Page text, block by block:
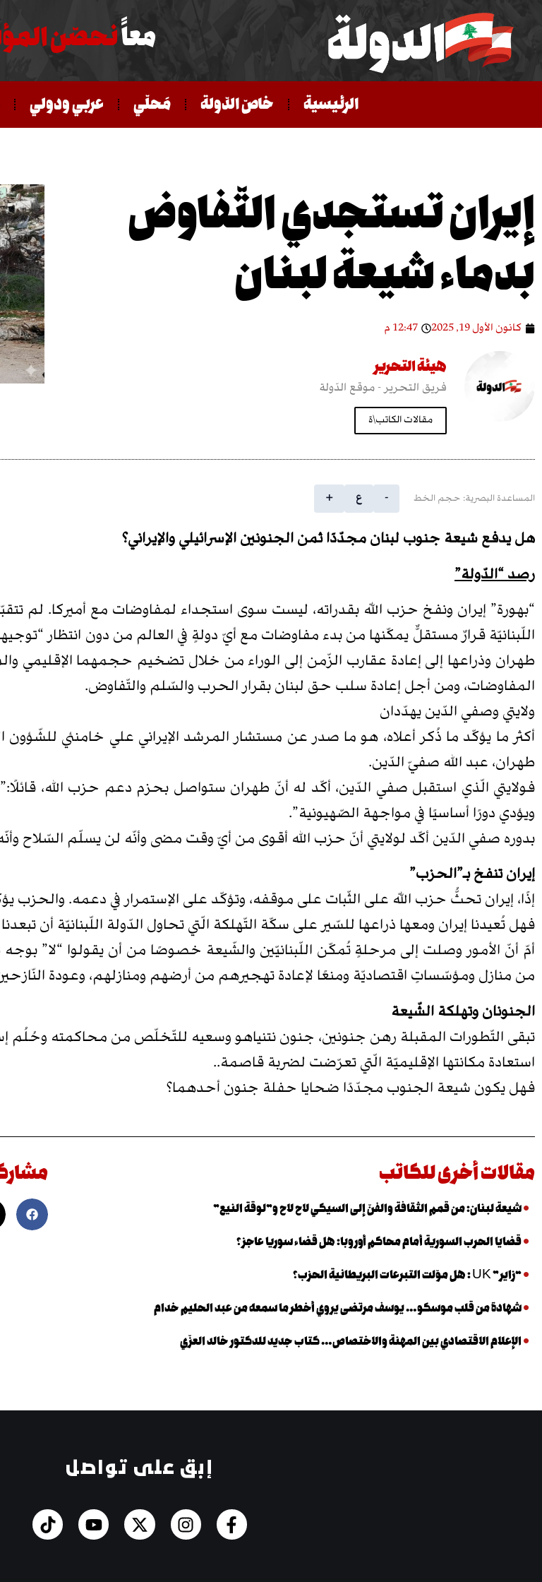
معاًنحصّن
الرئيسية خاصّ الدّولة مَحلّي عربي ودولي
إيران تستجدي التّفاوض
بدماء شيعة لبنان
كانون الأول 19, 2025 12:47 م
هيئة التحرير
فريق التحرير - موقع الدّولة
مقالات الكاتب\ة
المساعدة البصرية: حجم الخط - ع +
هل يدفع شيعة جنوب لبنان مجدّدًا ثمن الجنونين الإسرائيلي والإيراني؟
رصد “الدّولة”
“بهورة” إيران ونفخ حزب اللّه بقدراته، ليست سوى استجداء لمفاوضات مع أميركا. لم تتقبّل
اللّبنانيّة قرارٌ مستقلٌّ يمكّنها من بدء مفاوضات مع أيّ دولةٍ في العالم من دون انتظار
طهران وذراعها إلى إعادة عقارب الزّمن إلى الوراء من خلال تضخيم حجمهما الإقليمي
المفاوضات، ومن أجل إعادة سلب حق لبنان بقرار الحرب والسّلم والتّفاوض.
ولايتي وصفي الدّين يهدّدان
أكثر ما يؤكّد ما ذُكر أعلاه، هو ما صدر عن مستشار المرشد الإيراني علي خامنئي للشّؤون
طهران، عبد الله صفيّ الدّين.
فولايتي الّذي استقبل صفي الدّين، أكّد له أنّ طهران ستواصل بحزم دعم حزب الله،
ويؤدي دورًا أساسيًا في مواجهة الصّهيونية”.
بدوره صفي الدّين أكّد لولايتي أنّ حزب الله أقوى من أيّ وقت مضى وأنّه لن يسلّم السّلاح
إيران تنفخ بـ”الحزب”
إذًا، إيران تحثُّ حزب اللّه على الثّبات على موقفه، وتؤكّد على الإستمرار في دعمه.
فهل تُعيدنا إيران ومعها ذراعها للسّير على سكّة التّهلكة الّتي تحاول الدّولة اللّبنانيّة أن
أمّ أنّ الأمور وصلت إلى مرحلةٍ تُمكّن اللّبنانيّين والشّيعة خصوصًا من أن يقولوا “لا”
من منازل ومؤسّساتٍ اقتصاديّة ومنعًا لإعادة تهجيرهم من أرضهم ومنازلهم، وعودة النّازحين
الجنونان وتهلكة الشّيعة
تبقى التّطورات المقبلة رهن جنونين، جنون نتنياهو وسعيه للتّخلّص من محاكمته وحُلُم
استعادة مكانتها الإقليميّة الّتي تعرّضت لضربة قاصمة..
فهل يكون شيعة الجنوب مجدّدًا ضحايا حفلة جنون أحدهما؟
مقالات أخرى للكاتب
شيعة لبنان: من قمم الثقافة والفنّ إلى السيكي لاح لاح و”لوقة النيع”
قضايا الحرب السورية أمام محاكم أوروبا: هل قضاء سوريا عاجز؟
“زاير” UK : هل موّلت التبرعات البريطانية الحزب؟
شهادة من قلب موسكو… يوسف مرتضى يروي أخطر ما سمعه من عبد الحليم خدام
الإعلام الاقتصادي بين المهنة والاختصاص… كتاب جديد للدكتور خالد العزّي
إبق على تواصل